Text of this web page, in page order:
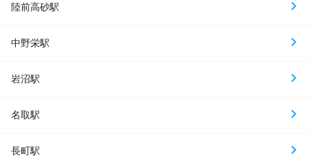
陸前高砂駅
中野栄駅
岩沼駅
名取駅
長町駅